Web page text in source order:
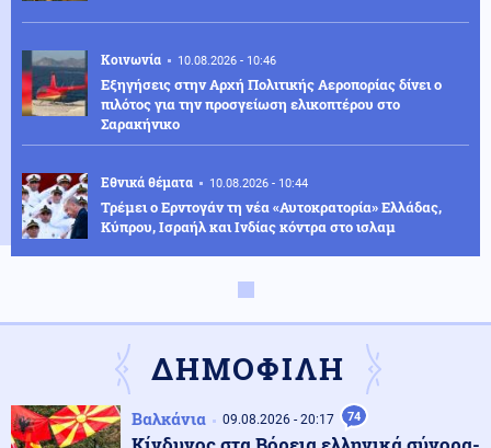
Κοινωνία 10.08.2026 - 10:46
Εξηγήσεις στην Αρχή Πολιτικής Αεροπορίας δίνει ο
πιλότος για την προσγείωση ελικοπτέρου στο
Σαρακήνικο
Εθνικά θέματα 10.08.2026 - 10:44
Τρέμει ο Ερντογάν τη νέα «Αυτοκρατορία» Ελλάδας,
Κύπρου, Ισραήλ και Ινδίας κόντρα στο ισλαμ
10.08.2026 - 10:41
Νίκος Παππάς: Στα 52,5 δισ. ευρώ τα χρέη προς τα
Ασφαλιστικά Ταμεία
Κόσμος 10.08.2026 - 10:34
Ο Παναμάς ενισχύει την ασφάλεια στα σύνορα με την
ΔΗΜΟΦΙΛΗ
Βαλκάνια 09.08.2026 - 20:17 74